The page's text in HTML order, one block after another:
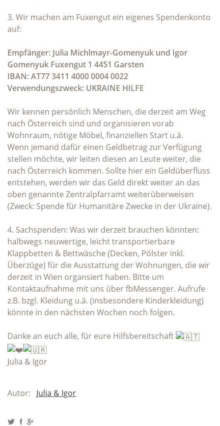
3. Wir machen am Fuxengut ein eigenes Spendenkonto
auf:
Empfänger: Julia Michlmayr-Gomenyuk und Igor
Gomenyuk Fuxengut 1 4451 Garsten
IBAN: AT77 3411 4000 0004 0022
Verwendungszweck: UKRAINE HILFE
Wir kennen persönlich Menschen, die derzeit am Weg
nach Österreich sind und organisieren vorab
Wohnraum, nötige Möbel, finanziellen Start u.ä.
Wenn jemand dafür einen Geldbetrag zur Verfügung
stellen möchte, wir leiten diesen an Leute weiter, die
nach Österreich kommen. Sollte hier ein Geldüberfluss
entstehen, werden wir das Geld direkt weiter an das
oben genannte Zentralpfarramt weiterüberweisen
(Zweck: Spende für Humanitäre Zwecke in der Ukraine).
4. Sachspenden: Was wir derzeit brauchen könnten:
halbwegs neuwertige, leicht transportierbare
Klappbetten & Bettwäsche (Decken, Pölster inkl.
Überzüge) für die Ausstattung der Wohnungen, die wir
derzeit in Wien organsiert haben. Bitte um
Kontaktaufnahme mit uns über fbMessenger. Aufrufe
z.B. bzgl. Kleidung u.ä. (insbesondere Kinderkleidung)
könnte in den nächsten Wochen noch folgen.
Danke an euch alle, für eure Hilfsbereitschaft
Julia & Igor
Autor: Julia & Igor